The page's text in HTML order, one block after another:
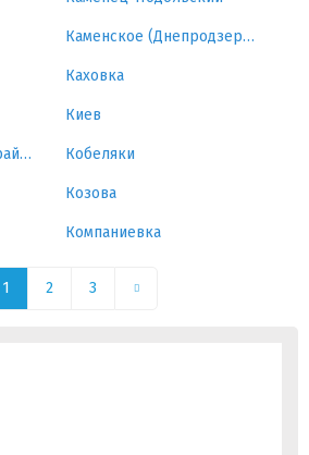
Каменское (Днепродзержинск)
Каховка
Киев
Киево-Святошинский район Кобеляки
Козова
Компаниевка
1 2 3